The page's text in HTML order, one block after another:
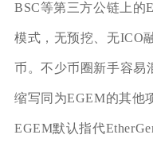
BSC等第三方公链上的
模式，无预挖、无ICO
币。不少币圈新手容易
缩写同为EGEM的其他
EGEM默认指代